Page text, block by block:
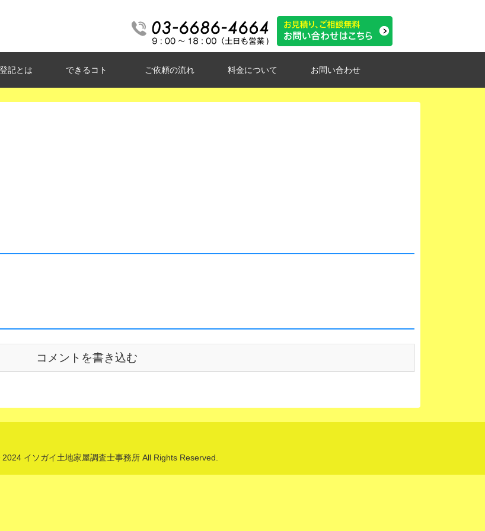
記とは できるコト ご依頼の流れ 料金について お問い合わせ
コメントを書き込む
イソガイ土地家屋調査士事務所 All Rights Reserved.